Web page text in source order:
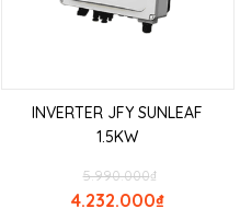
INVERTER JFY SUNLEAF
1.5KW
₫
5.990.000
₫
4.232.000